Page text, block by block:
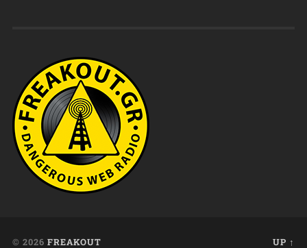
© 2026 FREAKOUT UP ↑